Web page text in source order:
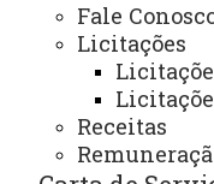
Fale
Licitações
Receitas
Mapa do Site
Ouvidoria
Portal Office 365
Sistemas